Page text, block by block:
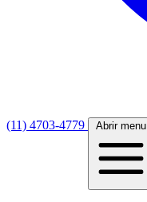
(11) 4703-4779 Abrir menu